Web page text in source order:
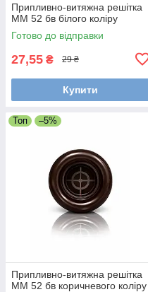
Припливно-витяжна решітка
ММ 52 бв білого коліру
Готово до відправки
27,55 ₴ 29 ₴
Купити
Топ –5%
Припливно-витяжна решітка
ММ 52 бв коричневого коліру